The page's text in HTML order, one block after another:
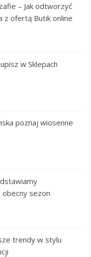
– Jak odtworzyć
z ofertą Butik online
w Sklepach
poznaj wiosenne
sezon
trendy w stylu